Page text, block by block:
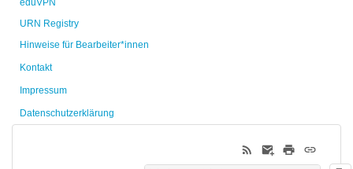
eduVPN
URN Registry
Hinweise für Bearbeiter*innen
Kontakt
Impressum
Datenschutzerklärung